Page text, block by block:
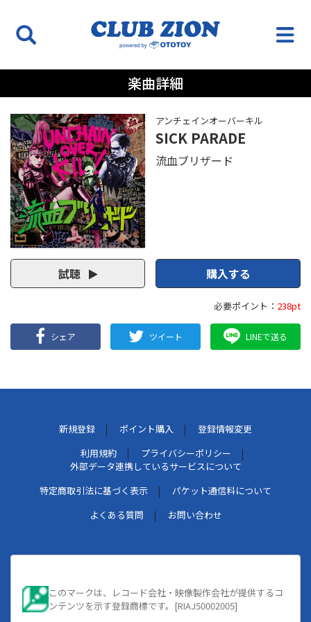
楽曲詳細
アンチェインオーバーキル
SICK PARADE
流血ブリザード
試聴 購入する
必要ポイント： 238pt
シェア ツイート LINEで送る
新規登録 ポイント購入
登録情報変更
利用規約
プライバシーポリシー
外部データ連携しているサービスについて
特定商取引法に基づく表示
パケット通信料について
よくある質問
お問い合わせ
このマークは、レコード会社・映像製作会社が提供するコ
ンテンツを示す登録商標です。[RIAJ50002005]